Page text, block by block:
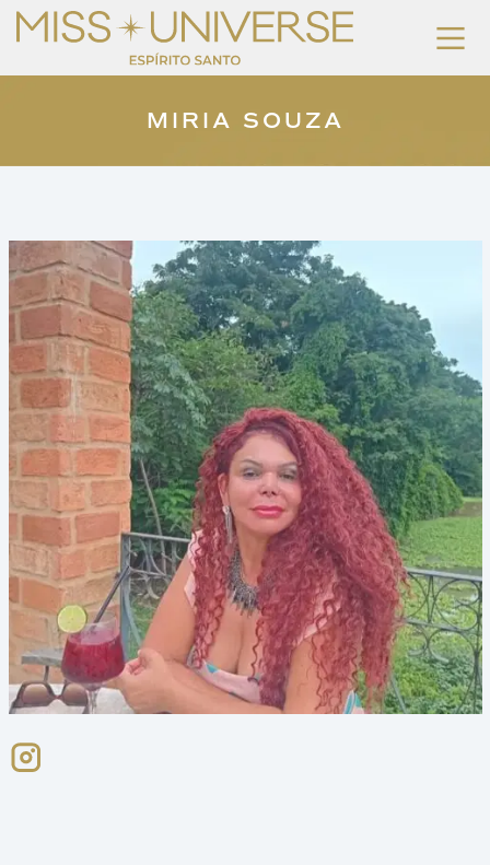
MIRIA SOUZA